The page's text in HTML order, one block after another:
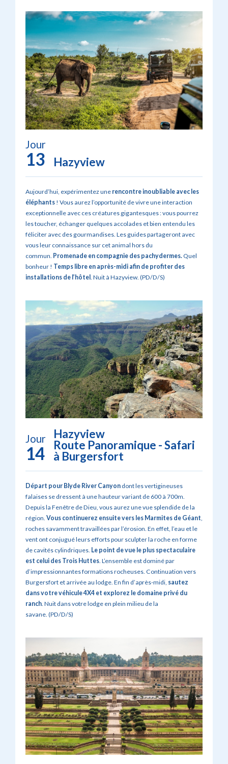
Jour
13 Hazyview
Aujourd’hui, expérimentez une rencontre inoubliable avec les
éléphants ! Vous aurez l’opportunité de vivre une interaction
exceptionnelle avec ces créatures gigantesques : vous pourrez
les toucher, échanger quelques accolades et bien entendu les
féliciter avec des gourmandises. Les guides partageront avec
vous leur connaissance sur cet animal hors du
commun. Promenade en compagnie des pachydermes.Quel
bonheur ! Temps libre en après-midi afin de profiter des
installations de l’hôtel . Nuit à Hazyview. (PD/D/S)
Jour
14
Hazyview
Route Panoramique - Safari
à Burgersfort
Départ pour Blyde River Canyon dont les vertigineuses
falaises se dressent à une hauteur variant de 600 à 700m.
Depuis la Fenêtre de Dieu, vous aurez une vue splendide de la
région. Vous continuerez ensuite vers les Marmites de Géant,
roches savamment travaillées par l’érosion. En effet, l’eau et le
vent ont conjugué leurs efforts pour sculpter la roche en forme
de cavités cylindriques. Le point de vue le plus spectaculaire
est celui des Trois Huttes. L’ensemble est dominé par
d’impressionnantes formations rocheuses. Continuation vers
Burgersfort et arrivée au lodge. En fin d’après-midi, sautez
dans votre véhicule 4X4 et explorez le domaine privé du
ranch. Nuit dans votre lodge en plein milieu de la
savane. (PD/D/S)